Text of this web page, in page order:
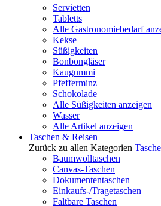
Servietten
Tabletts
Alle Gastronomiebedarf
Kekse
Süßigkeiten
Bonbongläser
Kaugummi
Pfefferminz
Schokolade
Alle Süßigkeiten anzeigen
Wasser
Alle Artikel anzeigen
Taschen & Reisen
Zurück zu allen Kategorien
Baumwolltaschen
Canvas-Taschen
Dokumententaschen
Einkaufs-/Tragetaschen
Faltbare Taschen